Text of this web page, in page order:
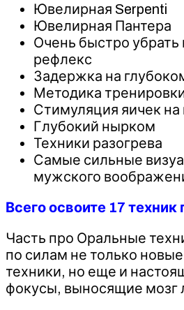
Ювелирная Serpenti
Ювелирная Пантера
Очень быстро
рефлекс
Задержка на
Методика
Стимуляция яичек на
Глубокий нырком
Техники разогрева
Самые сильные
мужского
Всего освоите 17 техник
Часть про Оральные
по силам не только
техники, но еще и
фокусы, выносящие